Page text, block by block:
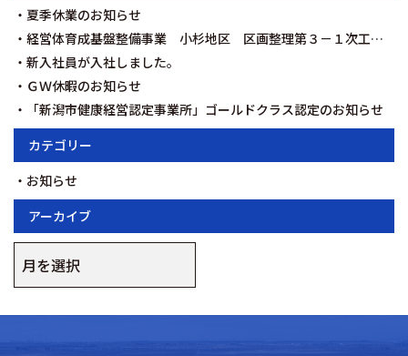
夏季休業のお知らせ
経営体育成基盤整備事業 小杉地区 区画整理第３－１次工事を契約いたしました。
新入社員が入社しました。
ＧＷ休暇のお知らせ
「新潟市健康経営認定事業所」ゴールドクラス認定のお知らせ
カテゴリー
お知らせ
アーカイブ
ー
カ